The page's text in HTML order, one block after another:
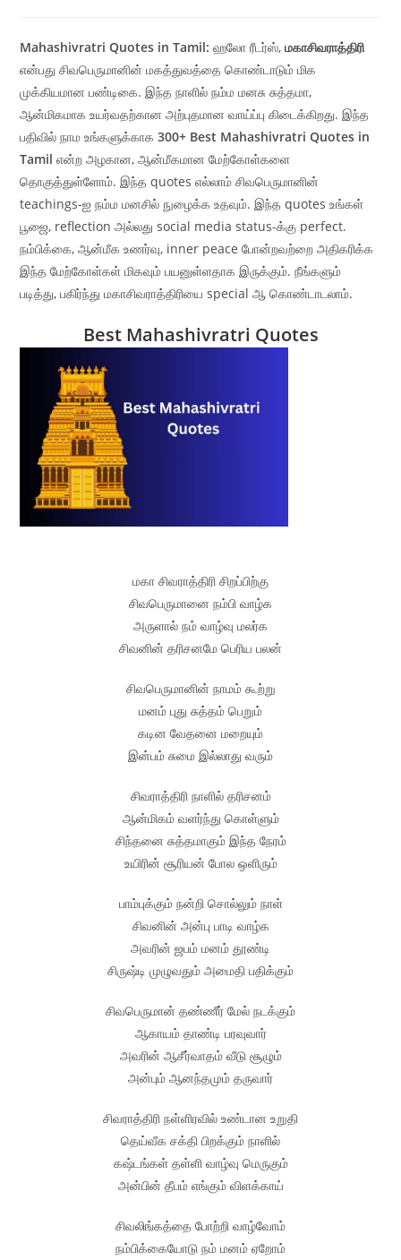
Mahashivratri Quotes in Tamil: ஹலோ ரீடர்ஸ்,மகாசிவராத்திரி
என்பது சிவபெருமானின் மகத்துவத்தை கொண்டாடும் மிக
முக்கியமான பண்டிகை. இந்த நாளில் நம்ம மனசு சுத்தமா,
ஆன்மிகமாக உயர்வதற்கான அற்புதமான வாய்ப்பு கிடைக்கிறது. இந்த
பதிவில் நாம உங்களுக்காக300+ Best Mahashivratri Quotes in
Tamil என்ற அழகான, ஆன்மீகமான மேற்கோள்களை
தொகுத்துள்ளோம். இந்த quotes எல்லாம் சிவபெருமானின்
teachings-ஐ நம்ம மனசில் நுழைக்க உதவும். இந்த quotes உங்கள்
பூஜை, reflection அல்லது social media status-க்கு perfect.
நம்பிக்கை, ஆன்மீக உணர்வு, inner peace போன்றவற்றை அதிகரிக்க
இந்த மேற்கோள்கள் மிகவும் பயனுள்ளதாக இருக்கும். நீங்களும்
படித்து, பகிர்ந்து மகாசிவராத்திரியை special ஆ கொண்டாடலாம்.
Best Mahashivratri Quotes
மகா சிவராத்திரி சிறப்பிற்கு
சிவபெருமானை நம்பி வாழ்க
அருளால் நம் வாழ்வு மலர்க
சிவனின் தரிசனமே பெரிய பலன்
சிவபெருமானின் நாமம் கூற்று
மனம் புது சுத்தம் பெறும்
கடின வேதனை மறையும்
இன்பம் சுமை இல்லாது வரும்
சிவராத்திரி நாளில் தரிசனம்
ஆன்மிகம் வளர்ந்து கொள்ளும்
சிந்தனை சுத்தமாகும் இந்த நேரம்
உயிரின் சூரியன் போல ஒளிரும்
பாம்புக்கும் நன்றி சொல்லும் நாள்
சிவனின் அன்பு பாடி வாழ்க
அவரின் ஜபம் மனம் தூண்டி
சிருஷ்டி முழுவதும் அமைதி பதிக்கும்
சிவபெருமான் தண்ணீர் மேல் நடக்கும்
ஆகாயம் தாண்டி பரவுவார்
அவரின் ஆசீர்வாதம் வீடு சூழும்
அன்பும் ஆனந்தமும் தருவார்
சிவராத்திரி நள்ளிரவில் உண்டான உறுதி
தெய்வீக சக்தி பிறக்கும் நாளில்
கஷ்டங்கள் தள்ளி வாழ்வு மெருகும்
அன்பின் தீபம் எங்கும் விளக்காய்
சிவலிங்கத்தை போற்றி வாழ்வோம்
நம்பிக்கையோடு நம் மனம் ஏறோம்